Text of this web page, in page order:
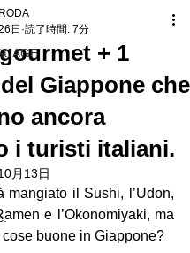
+ 1
Giappone che
ancora
i turisti italiani.
日 読了時間: 7分
月13日
mangiato il Sushi, l’Udon,
e l’Okonomiyaki, ma
buone in Giappone?